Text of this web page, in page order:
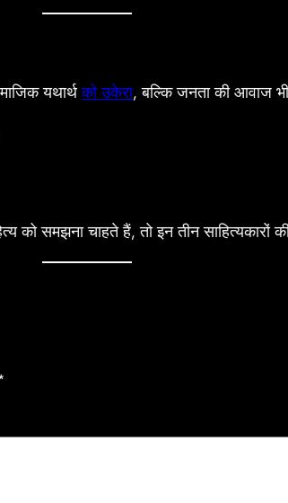
यथार्थको उकेरा, बल्कि जनता की आवाज
को समझना चाहते हैं, तो इन तीन